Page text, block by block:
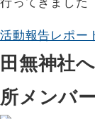
活動報告レポー
田無神社
所メンバ